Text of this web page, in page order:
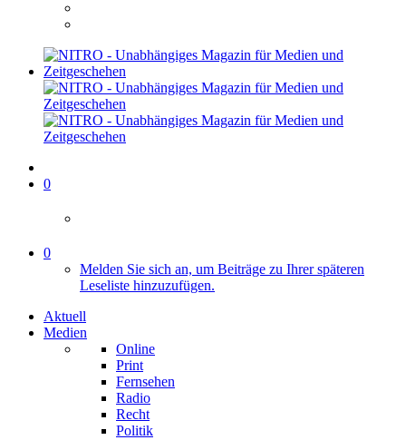
0
0
Melden Sie sich an, um Beiträge zu Ihrer späteren
Leseliste hinzuzufügen.
Aktuell
Medien
Online
Print
Fernsehen
Radio
Recht
Politik